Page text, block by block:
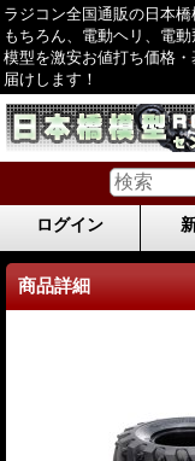
ラジコン全国通販の日本
もちろん、電動ヘリ、電
模型を激安お値打ち価格
届けします！
ログイン
商品詳細